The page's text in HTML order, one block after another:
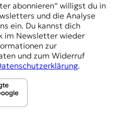
abonnieren“ willigst du in
und die Analyse
ein. Du kannst dich
im Newsletter wieder
zur
und zum Widerruf
.